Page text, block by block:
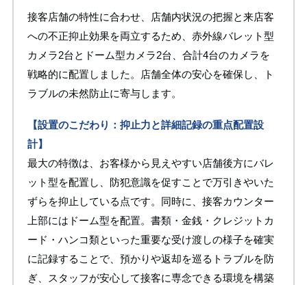
接客店舗の特性に合わせ、店舗内状況の把握と来店客
への不正抑止効果を両立するため、赤外線バレット型
カメラ2台とドーム型カメラ2台、合計4台のカメラを
戦略的に配置しました。店舗全体の安心を確保し、ト
ラブルの未然防止に寄与します。
【設置のこだわり：抑止力と詳細記録の重点配置設
計】
最大の特徴は、お客様から見えやすい店舗後方にバレ
ット型を配置し、防犯意識を促すことで万引きやいた
ずらを抑止している点です。同時に、接客カウンター
上部にはドーム型を配置。書類・金銭・クレジットカ
ード・ハンコ類といった重要な受け渡しの様子を確実
に記録することで、預かりや返却を巡るトラブルを防
ぎ、スタッフが安心して接客に専念できる環境を構築